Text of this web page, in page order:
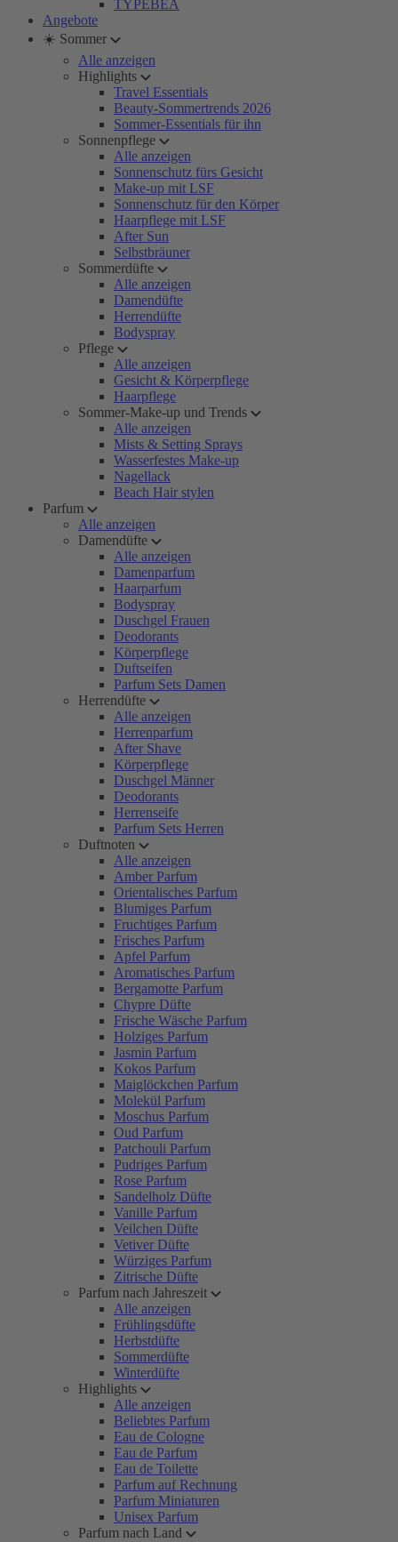
TYPEBEA
Angebote
☀️ Sommer
Alle anzeigen
Highlights
Travel Essentials
Beauty-Sommertrends 2026
Sommer-Essentials für ihn
Sonnenpflege
Alle anzeigen
Sonnenschutz fürs Gesicht
Make-up mit LSF
Sonnenschutz für den Körper
Haarpflege mit LSF
After Sun
Selbstbräuner
Sommerdüfte
Alle anzeigen
Damendüfte
Herrendüfte
Bodyspray
Pflege
Alle anzeigen
Gesicht & Körperpflege
Haarpflege
Sommer-Make-up und Trends
Alle anzeigen
Mists & Setting Sprays
Wasserfestes Make-up
Nagellack
Beach Hair stylen
Parfum
Alle anzeigen
Damendüfte
Alle anzeigen
Damenparfum
Haarparfum
Bodyspray
Duschgel Frauen
Deodorants
Körperpflege
Duftseifen
Parfum Sets Damen
Herrendüfte
Alle anzeigen
Herrenparfum
After Shave
Körperpflege
Duschgel Männer
Deodorants
Herrenseife
Parfum Sets Herren
Duftnoten
Alle anzeigen
Amber Parfum
Orientalisches Parfum
Blumiges Parfum
Fruchtiges Parfum
Frisches Parfum
Apfel Parfum
Aromatisches Parfum
Bergamotte Parfum
Chypre Düfte
Frische Wäsche Parfum
Holziges Parfum
Jasmin Parfum
Kokos Parfum
Maiglöckchen Parfum
Molekül Parfum
Moschus Parfum
Oud Parfum
Patchouli Parfum
Pudriges Parfum
Rose Parfum
Sandelholz Düfte
Vanille Parfum
Veilchen Düfte
Vetiver Düfte
Würziges Parfum
Zitrische Düfte
Parfum nach Jahreszeit
Alle anzeigen
Frühlingsdüfte
Herbstdüfte
Sommerdüfte
Winterdüfte
Highlights
Alle anzeigen
Beliebtes Parfum
Eau de Cologne
Eau de Parfum
Eau de Toilette
Parfum auf Rechnung
Parfum Miniaturen
Unisex Parfum
Parfum nach Land